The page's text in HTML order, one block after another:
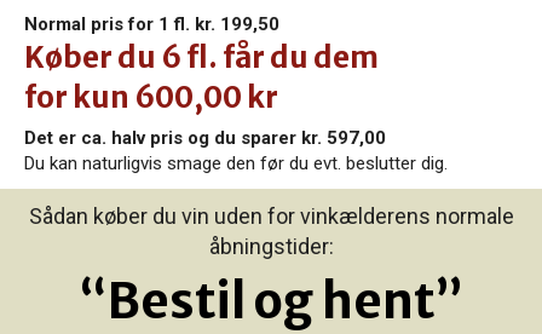
Normal pris for 1 fl. kr. 199,50
Køber du 6 fl. får du dem
for kun 600,00 kr
Det er ca. halv pris og du sparer kr. 597,00
Du kan naturligvis smage den før du evt. beslutter dig.
Sådan køber du vin uden for vinkælderens normale
åbningstider:
“Bestil og hent”